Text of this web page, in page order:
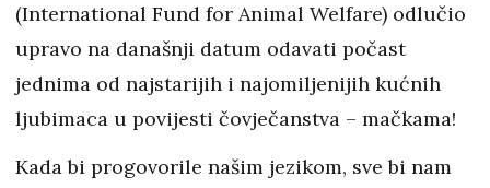
(International Fund for Animal Welfare) odlučio
upravo na današnji datum odavati počast
jednima od najstarijih i najomiljenijih kućnih
ljubimaca u povijesti čovječanstva – mačkama!
Kada bi progovorile našim jezikom, sve bi nam